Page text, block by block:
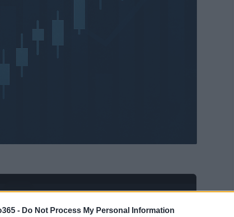
- Do Not Process My Personal Information